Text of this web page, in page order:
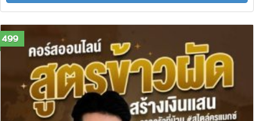
499